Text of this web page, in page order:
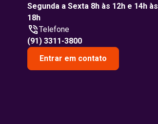
Segunda a Sexta 8h às 12h e 14h às
18h
Telefone
(91) 3311-3800
Entrar em contato